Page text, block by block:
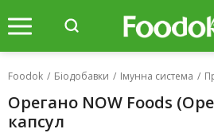
Foodok / Біодобавки / Імунна система /
Орегано NOW Foods
капсул